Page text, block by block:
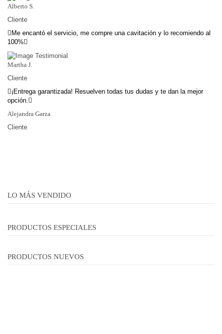
Alberto S.
Cliente
Me encantó el servicio, me compre una cavitación y lo recomiendo al
100%
Martha J.
Cliente
¡Entrega garantizada! Resuelven todas tus dudas y te dan la mejor
opción.
Alejandra Garza
Cliente
LO MÁS VENDIDO
PRODUCTOS ESPECIALES
PRODUCTOS NUEVOS